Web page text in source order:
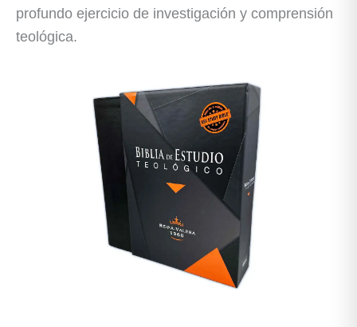
profundo ejercicio de investigación y comprensión
teológica.